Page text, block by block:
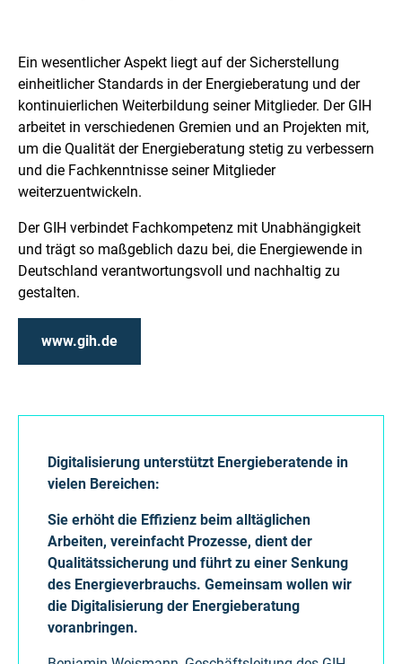
Ein wesentlicher Aspekt liegt auf der Sicherstellung
einheitlicher Standards in der Energieberatung und der
kontinuierlichen Weiterbildung seiner Mitglieder. Der GIH
arbeitet in verschiedenen Gremien und an Projekten mit,
um die Qualität der Energieberatung stetig zu verbessern
und die Fachkenntnisse seiner Mitglieder
weiterzuentwickeln.
Der GIH verbindet Fachkompetenz mit Unabhängigkeit
und trägt so maßgeblich dazu bei, die Energiewende in
Deutschland verantwortungsvoll und nachhaltig zu
gestalten.
www.gih.de
Digitalisierung unterstützt Energieberatende in
vielen Bereichen:
Sie erhöht die Effizienz beim alltäglichen
Arbeiten, vereinfacht Prozesse, dient der
Qualitätssicherung und führt zu einer Senkung
des Energieverbrauchs. Gemeinsam wollen wir
die Digitalisierung der Energieberatung
voranbringen.